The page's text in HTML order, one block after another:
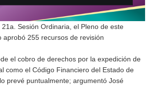
21a. Sesión Ordinaria, el Pleno de este
aprobó 255 recursos de revisión
el cobro de derechos por la expedición de
como el Código Financiero del Estado de
prevé puntualmente; argumentó José